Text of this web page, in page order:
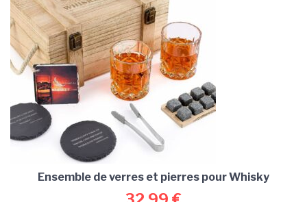
Ensemble de verres et pierres pour Whisky